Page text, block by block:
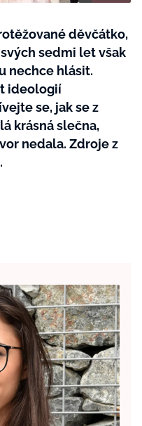
děvčátko,
sedmi let však
nechce hlásit.
ideologií
se, jak se z
krásná slečna,
nedala. Zdroje z